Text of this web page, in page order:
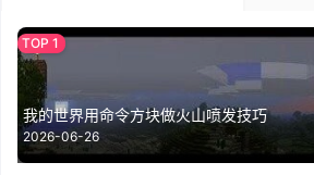
我的世界用命令方块做火山喷发技巧
2026-06-26